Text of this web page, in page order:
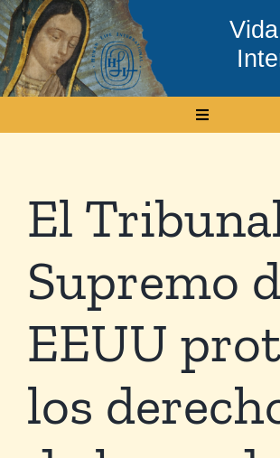
Skip
to
content
Toggle
Conócenos
Temas
Boletín Electrónico
Media
El
Supremo
EEUU
los